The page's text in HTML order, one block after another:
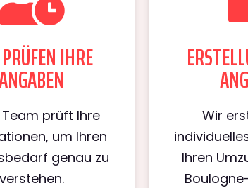
IHRE
Team prüft Ihre
um Ihren
genau zu
verstehen.
Wir
Ihren